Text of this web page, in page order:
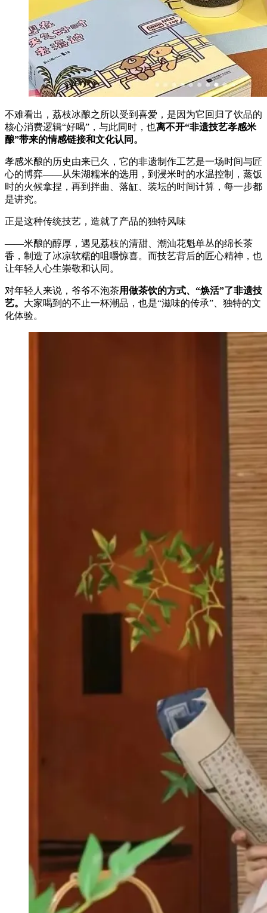
不难看出，荔枝冰酿之所以受到喜爱，是因为它回归了饮品的
核心消费逻辑“好喝”，与此同时，也离不开“非遗技艺孝感米
酿”带来的情感链接和文化认同。
孝感米酿的历史由来已久，它的非遗制作工艺是一场时间与匠
心的博弈——从朱湖糯米的选用，到浸米时的水温控制，蒸饭
时的火候拿捏，再到拌曲、落缸、装坛的时间计算，每一步都
是讲究。
正是这种传统技艺，造就了产品的独特风味
——米酿的醇厚，遇见荔枝的清甜、潮汕花魁单丛的绵长茶
香，制造了冰凉软糯的咀嚼惊喜。而技艺背后的匠心精神，也
让年轻人心生崇敬和认同。
对年轻人来说，爷爷不泡茶用做茶饮的方式、“焕活”了非遗技
艺。 大家喝到的不止一杯潮品，也是“滋味的传承”、独特的文
化体验。